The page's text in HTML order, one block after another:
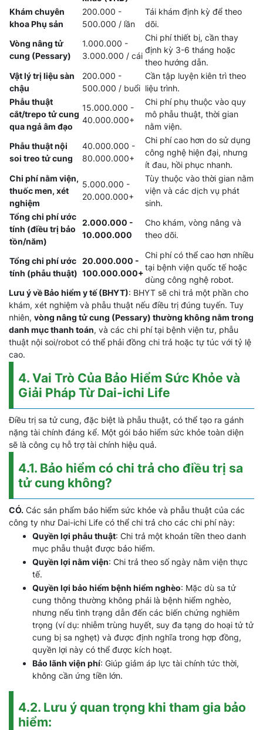
Khám chuyên
khoa Phụ sản
200.000 -
500.000 / lần
Tái khám định kỳ để theo
dõi.
Vòng nâng tử
cung (Pessary)
1.000.000 -
3.000.000 / cái
Chi phí thiết bị, cần thay
định kỳ 3-6 tháng hoặc
theo hướng dẫn.
Vật lý trị liệu sàn
chậu
200.000 -
500.000 / buổi
Cần tập luyện kiên trì theo
liệu trình.
Phẫu thuật
cắt/trepo tử cung
qua ngả âm đạo
15.000.000 -
40.000.000+
Chi phí phụ thuộc vào quy
mô phẫu thuật, thời gian
nằm viện.
Phẫu thuật nội
soi treo tử cung
40.000.000 -
80.000.000+
Chi phí cao hơn do sử dụng
công nghệ hiện đại, nhưng
ít đau, hồi phục nhanh.
Chi phí nằm viện,
thuốc men, xét
nghiệm
5.000.000 -
20.000.000+
Tùy thuộc vào thời gian nằm
viện và các dịch vụ phát
sinh.
Tổng chi phí ước
tính (điều trị bảo
tồn/năm)
2.000.000 -
10.000.000
Cho khám, vòng nâng và
theo dõi.
Tổng chi phí ước
tính (phẫu thuật)
20.000.000 -
100.000.000+
Chi phí có thể cao hơn nhiều
tại bệnh viện quốc tế hoặc
dùng công nghệ robot.
Lưu ý về Bảo hiểm y tế (BHYT): BHYT sẽ chi trả một phần cho
khám, xét nghiệm và phẫu thuật nếu điều trị đúng tuyến. Tuy
nhiên, vòng nâng tử cung (Pessary) thường không nằm trong
danh mục thanh toán, và các chi phí tại bệnh viện tư, phẫu
thuật nội soi/robot có thể phải đồng chi trả hoặc tự túc với tỷ lệ
cao.
4. Vai Trò Của Bảo Hiểm Sức Khỏe và
Giải Pháp Từ Dai-ichi Life
Điều trị sa tử cung, đặc biệt là phẫu thuật, có thể tạo ra gánh
nặng tài chính đáng kể. Một gói bảo hiểm sức khỏe toàn diện
sẽ là công cụ hỗ trợ tài chính hiệu quả.
4.1. Bảo hiểm có chi trả cho điều trị sa
tử cung không?
CÓ. Các sản phẩm bảo hiểm sức khỏe và phẫu thuật của các
công ty như Dai-ichi Life có thể chi trả cho các chi phí này:
Quyền lợi phẫu thuật: Chi trả một khoản tiền theo danh
mục phẫu thuật được bảo hiểm.
Quyền lợi nằm viện: Chi trả theo số ngày nằm viện thực
tế.
Quyền lợi bảo hiểm bệnh hiểm nghèo: Mặc dù sa tử
cung thông thường không phải là bệnh hiểm nghèo,
nhưng nếu tình trạng dẫn đến các biến chứng nghiêm
trọng (ví dụ: nhiễm trùng huyết, suy đa tạng do hoại tử tử
cung bị sa nghẹt) và được định nghĩa trong hợp đồng,
quyền lợi này có thể được kích hoạt.
Bảo lãnh viện phí: Giúp giảm áp lực tài chính tức thời,
không cần ứng tiền lớn.
4.2. Lưu ý quan trọng khi tham gia bảo
hiểm: